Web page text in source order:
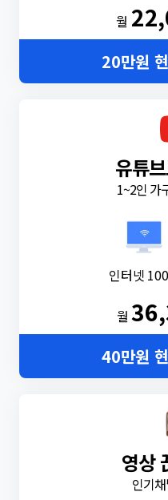
월
20만원
유튜
1~2인 가
인터넷
월
40만원
영상
인기